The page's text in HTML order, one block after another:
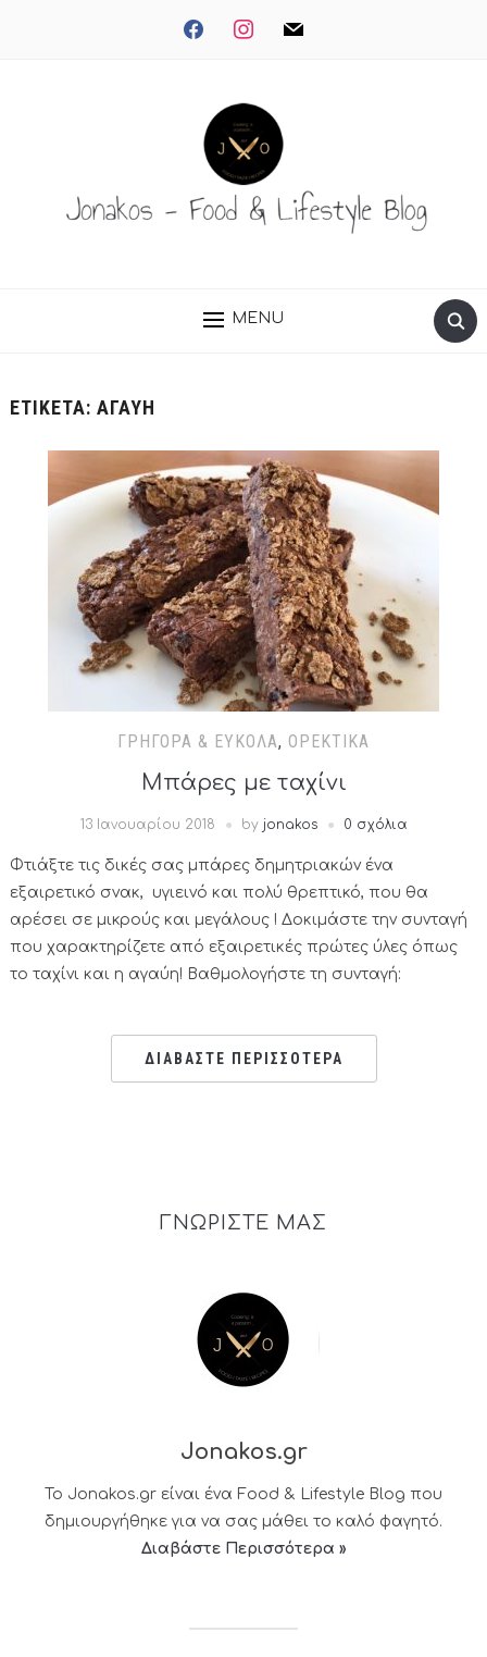
facebookinstagrammail
MENU
ΕΤΙΚΈΤΑ: ΑΓΑΎΗ
ΓΡΉΓΟΡΑ & ΕΎΚΟΛΑ, ΟΡΕΚΤΙΚΆ
Μπάρες με ταχίνι
13 Ιανουαρίου 2018 by jonakos 0 σχόλια
Φτιάξτε τις δικές σας μπάρες δημητριακών ένα
εξαιρετικό σνακ, υγιεινό και πολύ θρεπτικό, που θα
αρέσει σε μικρούς και μεγάλους ! Δοκιμάστε την συνταγή
που χαρακτηρίζετε από εξαιρετικές πρώτες ύλες όπως
το ταχίνι και η αγαύη! Βαθμολογήστε τη συνταγή:
ΔΙΑΒΑΣΤΕ ΠΕΡΙΣΣΟΤΕΡΑ
ΓΝΩΡΙΣΤΕ ΜΑΣ
Jonakos.gr
Το Jonakos.gr είναι ένα Food & Lifestyle Blog που
δημιουργήθηκε για να σας μάθει το καλό φαγητό.
Διαβάστε Περισσότερα »